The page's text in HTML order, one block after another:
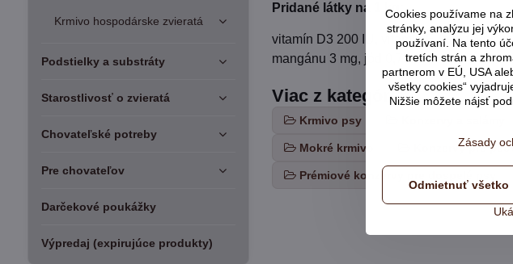
Pridané látky na 1 kg:
vitamín D3 200 IU, vitamín E (alfa
mangánu 3 mg, jód 0,75 mg
Viac z kategórie
Krmivo psy
Mokré krmivo Konzervy pre
Prémiové konzervy pre dospelé psy
Krmivo hospodárske zvieratá
Podstielky a substráty
Starostlivosť o zvieratá
Chovateľské potreby
Pre chovateľov
Darčekové poukážky
Výpredaj (expirujúce produkty)
Cookies používame na
stránky, analýzu jej
používaní. Na tento
tretích strán a
partnerom v EÚ, USA
všetky cookies“
Nižšie môžete nájsť
Zásady
Odmietnuť všetko